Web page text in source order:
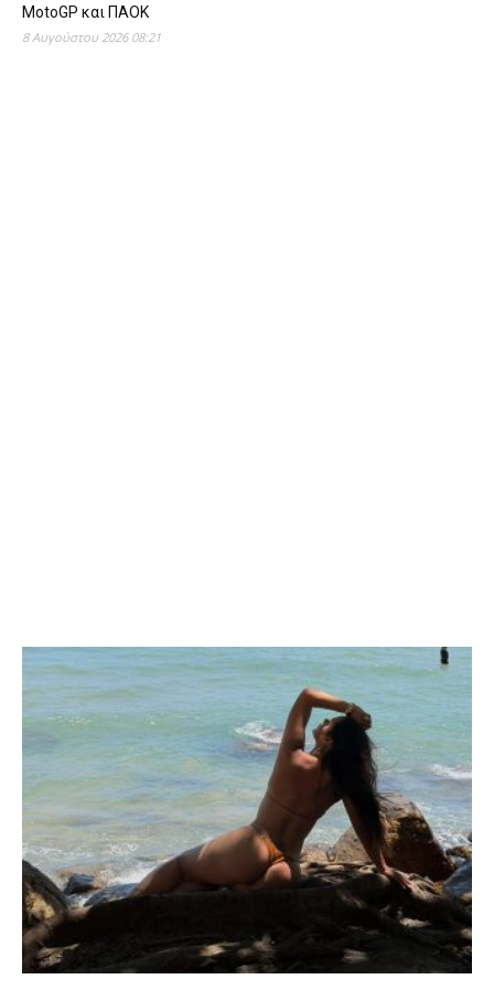
MotoGP και ΠΑΟΚ
8 Αυγούστου 2026 08:21